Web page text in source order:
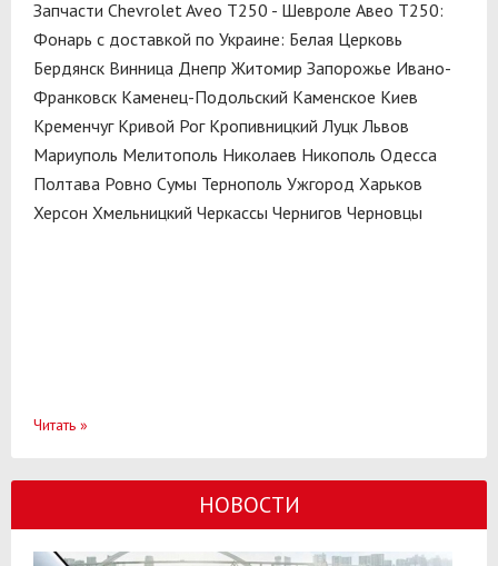
Запчасти Chevrolet Aveo T250 - Шевроле Авео Т250:
Фонарь с доставкой по Украине: Белая Церковь
Бердянск Винница Днепр Житомир Запорожье Ивано-
Франковск Каменец-Подольский Каменское Киев
Кременчуг Кривой Рог Кропивницкий Луцк Львов
Мариуполь Мелитополь Николаев Никополь Одесса
Полтава Ровно Сумы Тернополь Ужгород Харьков
Херсон Хмельницкий Черкассы Чернигов Черновцы
Читать »
НОВОСТИ